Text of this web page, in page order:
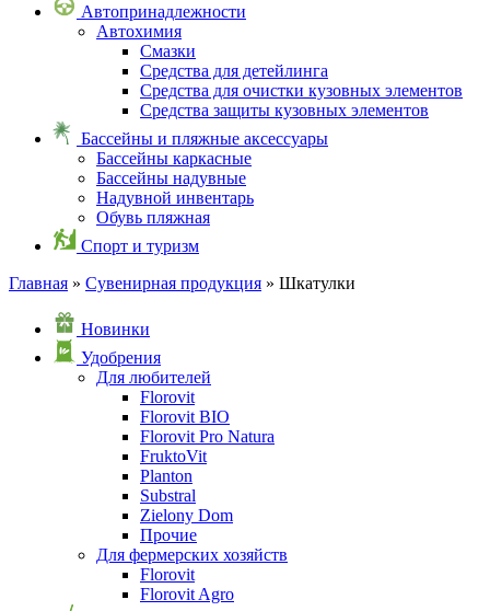
Автопринадлежности
Автохимия
Смазки
Средства для детейлинга
Средства для очистки кузовных элементов
Средства защиты кузовных элементов
Бассейны и пляжные аксессуары
Бассейны каркасные
Бассейны надувные
Надувной инвентарь
Обувь пляжная
Спорт и туризм
Главная » Сувенирная продукция » Шкатулки
Новинки
Удобрения
Для любителей
Florovit
Florovit BIO
Florovit Pro Natura
FruktoVit
Planton
Substral
Zielony Dom
Прочие
Для фермерских хозяйств
Florovit
Florovit Agro